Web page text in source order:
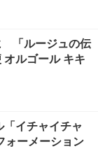
「ルージュの伝
ルゴール キキ
イチャイチャ
ォーメーション